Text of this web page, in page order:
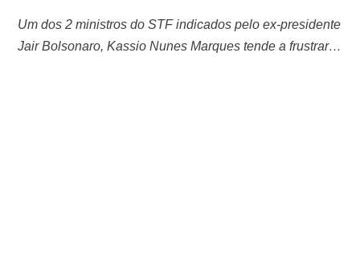
Um dos 2 ministros do STF indicados pelo ex-presidente
Jair Bolsonaro, Kassio Nunes Marques tende a frustrar a